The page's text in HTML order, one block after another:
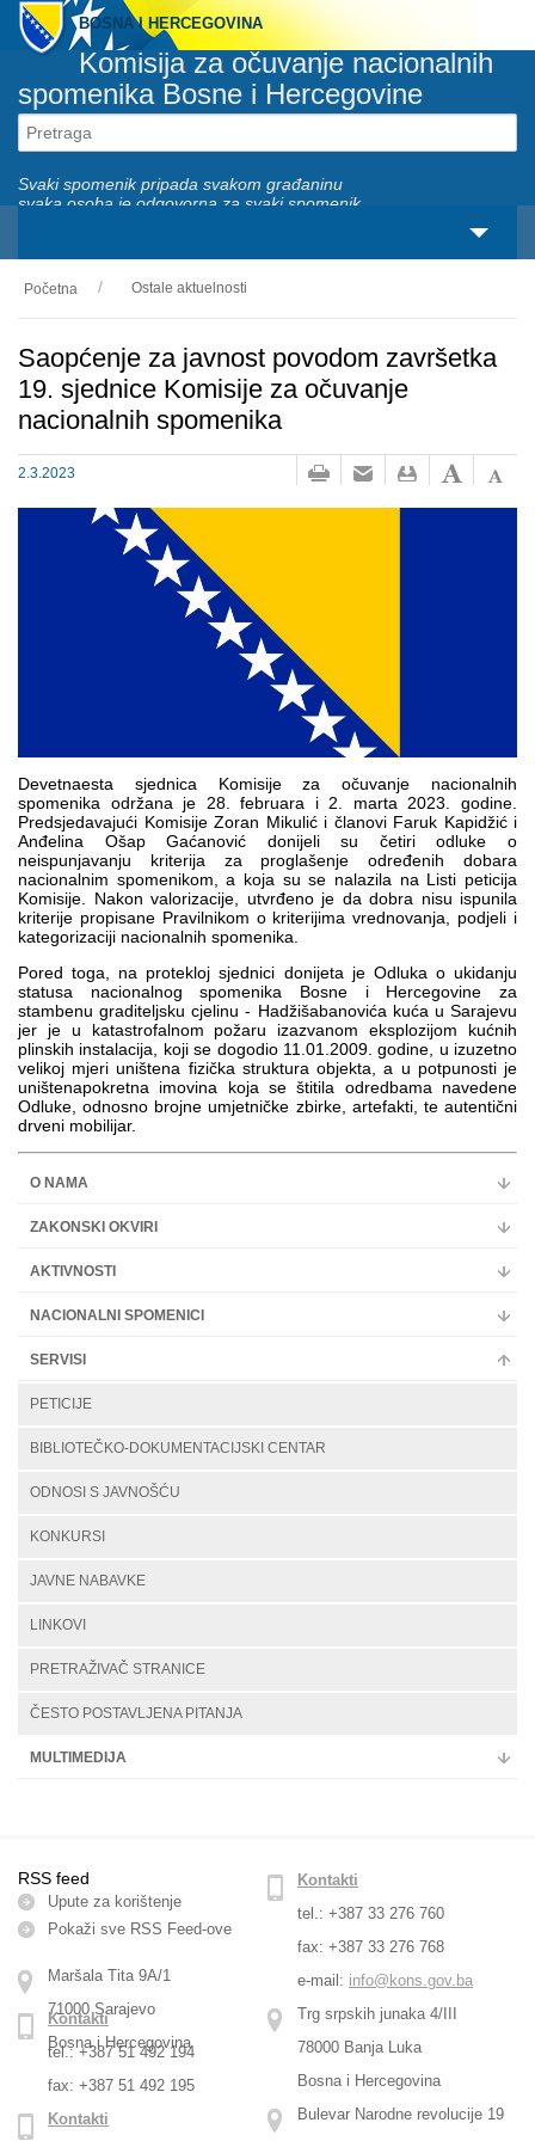
BOSNA I HERCEGOVINA
Komisija za očuvanje nacionalnih
spomenika Bosne i Hercegovine
Svaki spomenik pripada svakom građaninu
svaka osoba je odgovorna za svaki spomenik
O nama
Zakonski okviri
Aktivnosti
Nacionalni spomenici
Servisi
Početna Ostale aktuelnosti
Saopćenje za javnost povodom završetka
19. sjednice Komisije za očuvanje
nacionalnih spomenika
2.3.2023
Devetnaesta sjednica Komisije za očuvanje nacionalnih
spomenika održana je 28. februara i 2. marta 2023. godine.
Predsjedavajući Komisije Zoran Mikulić i članovi Faruk Kapidžić i
Anđelina Ošap Gaćanović donijeli su četiri odluke o
neispunjavanju kriterija za proglašenje određenih dobara
nacionalnim spomenikom, a koja su se nalazila na Listi peticija
Komisije. Nakon valorizacije, utvrđeno je da dobra nisu ispunila
kriterije propisane Pravilnikom o kriterijima vrednovanja, podjeli i
kategorizaciji nacionalnih spomenika.
Pored toga, na protekloj sjednici donijeta je Odluka o ukidanju
statusa nacionalnog spomenika Bosne i Hercegovine za
stambenu graditeljsku cjelinu - Hadžišabanovića kuća u Sarajevu
jer je u katastrofalnom požaru izazvanom eksplozijom kućnih
plinskih instalacija, koji se dogodio 11.01.2009. godine, u izuzetno
velikoj mjeri uništena fizička struktura objekta, a u potpunosti je
uništenapokretna imovina koja se štitila odredbama navedene
Odluke, odnosno brojne umjetničke zbirke, artefakti, te autentični
drveni mobilijar.
O NAMA
ZAKONSKI OKVIRI
AKTIVNOSTI
NACIONALNI SPOMENICI
SERVISI
PETICIJE
BIBLIOTEČKO-DOKUMENTACIJSKI CENTAR
ODNOSI S JAVNOŠĆU
KONKURSI
JAVNE NABAVKE
LINKOVI
PRETRAŽIVAČ STRANICE
ČESTO POSTAVLJENA PITANJA
MULTIMEDIJA
RSS feed
Upute za korištenje
Pokaži sve RSS Feed-оve
Maršala Tita 9A/1
71000 Sarajevo
Bosna i Hercegovina
Kontakti
tel.: +387 33 276 760
fax: +387 33 276 768
e-mail: info@kons.gov.ba
Trg srpskih junaka 4/III
78000 Banja Luka
Bosna i Hercegovina
Kontakti
tel.: +387 51 492 194
fax: +387 51 492 195
Bulevar Narodne revolucije 19
Kontakti